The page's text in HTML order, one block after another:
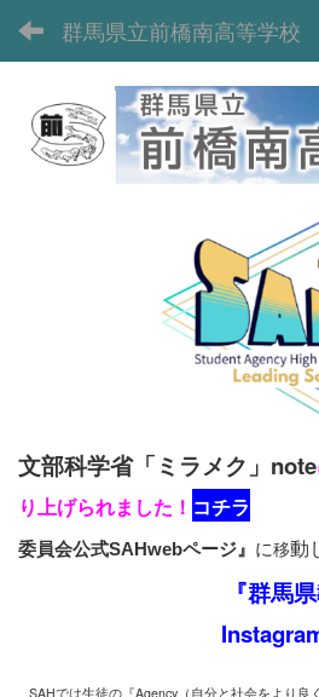
群馬県立前橋南高等学校
文部科学省「ミラメク」note
り上げられました！ コチラ
委員会公式SAHwebページ』 に移動
『群馬
SAHでは生徒の『Agency （自分と社会をより